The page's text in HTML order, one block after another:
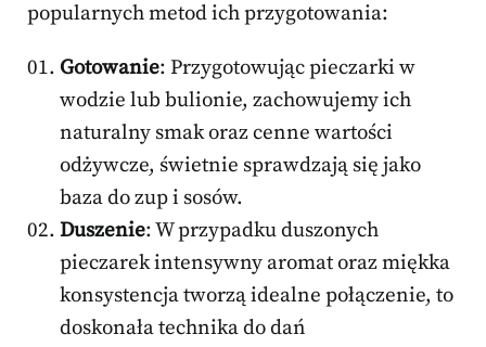
popularnych metod ich przygotowania:
Gotowanie: Przygotowując pieczarki w
wodzie lub bulionie, zachowujemy ich
naturalny smak oraz cenne wartości
odżywcze, świetnie sprawdzają się jako
baza do zup i sosów.
Duszenie: W przypadku duszonych
pieczarek intensywny aromat oraz miękka
konsystencja tworzą idealne połączenie, to
doskonała technika do dań